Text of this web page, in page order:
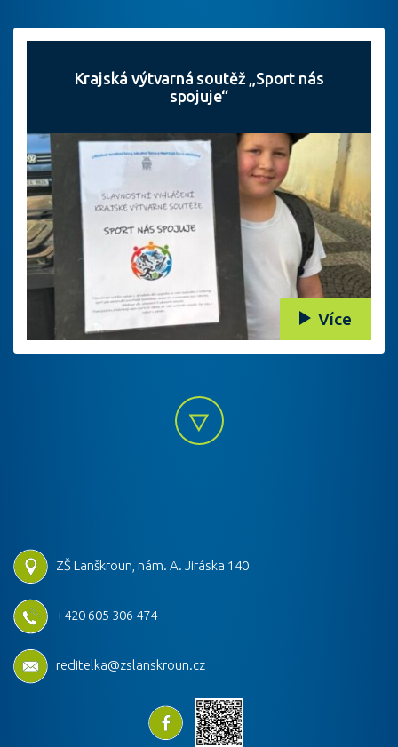
Krajská výtvarná soutěž „Sport nás
spojuje“
Více
ZŠ Lanškroun, nám. A. Jiráska 140
+420 605 306 474
reditelka@zslanskroun.cz